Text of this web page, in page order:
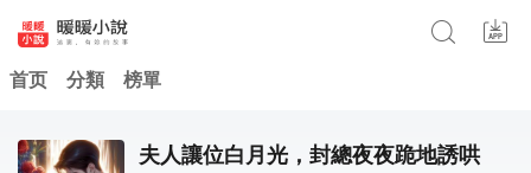
首页 分類 榜單
夫人讓位白月光，封總夜夜跪地誘哄